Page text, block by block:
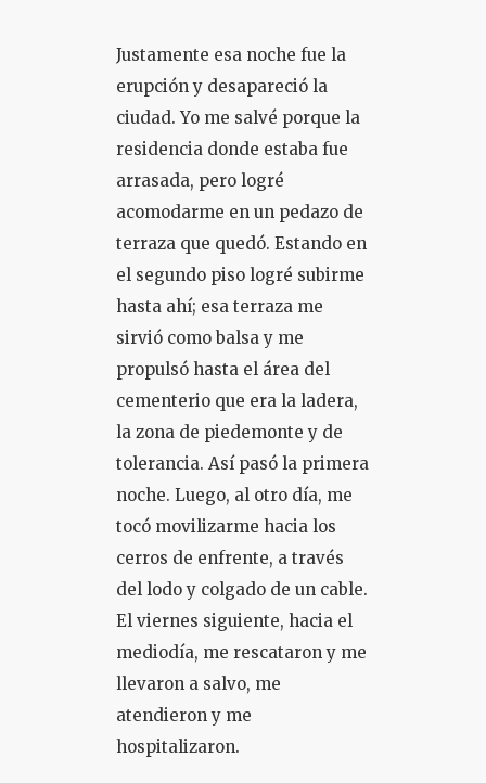
Justamente esa noche fue la
erupción y desapareció la
ciudad. Yo me salvé porque la
residencia donde estaba fue
arrasada, pero logré
acomodarme en un pedazo de
terraza que quedó. Estando en
el segundo piso logré subirme
hasta ahí; esa terraza me
sirvió como balsa y me
propulsó hasta el área del
cementerio que era la ladera,
la zona de piedemonte y de
tolerancia. Así pasó la primera
noche. Luego, al otro día, me
tocó movilizarme hacia los
cerros de enfrente, a través
del lodo y colgado de un cable.
El viernes siguiente, hacia el
mediodía, me rescataron y me
llevaron a salvo, me
atendieron y me
hospitalizaron.